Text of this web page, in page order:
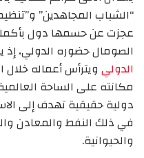
“الشباب المجاهدين”
عجزت عن حسمها دول
الصومال حضوره الدولي،
الدولي ويترأس أعماله
مكانته على الساحة
دولية حقيقية تهدف إلى
في ذلك النفط والمعادن
والحيوانية.